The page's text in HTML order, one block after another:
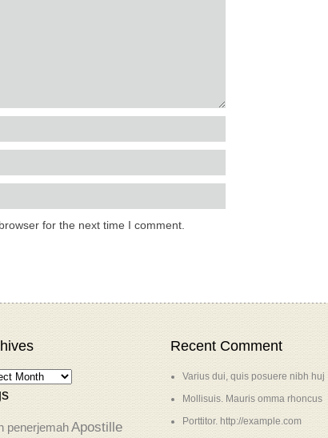
for the next time I comment.
penerjemah Apostille
Recent Comment
Varius dui, quis posuere nibh huj
Mollisuis. Mauris omma rhoncus
Porttitor. http://example.com